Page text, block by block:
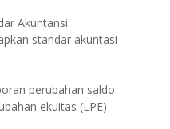
Akuntansi
standar akuntasi
perubahan saldo
ekuitas (LPE)